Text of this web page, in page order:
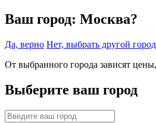
Ваш город: Москва?
Да, верно Нет, выбрать другой город
От выбранного города зависят
Выберите ваш город